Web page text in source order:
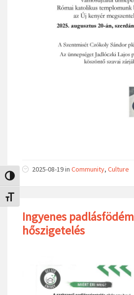
Nagy kontraszt váltása
Betűméret váltása
2025-08-19in Community, Culture
Ingyenes padlásfödém
hőszigetelés